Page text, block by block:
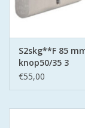
S2skg**F 85
knop50/35 3
keersleutels
€55,00